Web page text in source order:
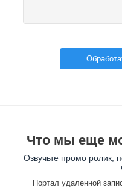
Что мы еще
Озвучьте промо ролик,
Портал удаленной